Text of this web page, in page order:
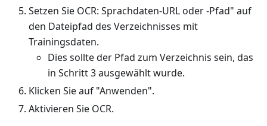
Setzen Sie OCR: Sprachdaten-URL oder -Pfad" auf
den Dateipfad des Verzeichnisses mit
Trainingsdaten.
Dies sollte der Pfad zum Verzeichnis sein, das
in Schritt 3 ausgewählt wurde.
Klicken Sie auf "Anwenden".
Aktivieren Sie OCR.